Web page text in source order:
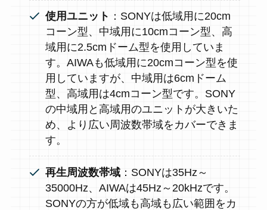
使用ユニット ：SONYは低域用に20cm
コーン型、中域用に10cmコーン型、高
域用に2.5cmドーム型を使用していま
す。AIWAも低域用に20cmコーン型を使
用していますが、中域用は6cmドーム
型、高域用は4cmコーン型です。SONY
の中域用と高域用のユニットが大きいた
め、より広い周波数帯域をカバーできま
す。
再生周波数帯域 ：SONYは35Hz～
35000Hz、AIWAは45Hz～20kHzです。
SONYの方が低域も高域も広い範囲をカ